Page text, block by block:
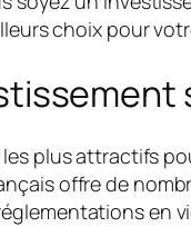
choix pour
les plus attractifs
offre de
en